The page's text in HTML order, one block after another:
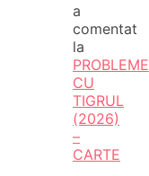
a
comentat
la
PROBLEME
CU
TIGRUL
(2026)
–
CARTE